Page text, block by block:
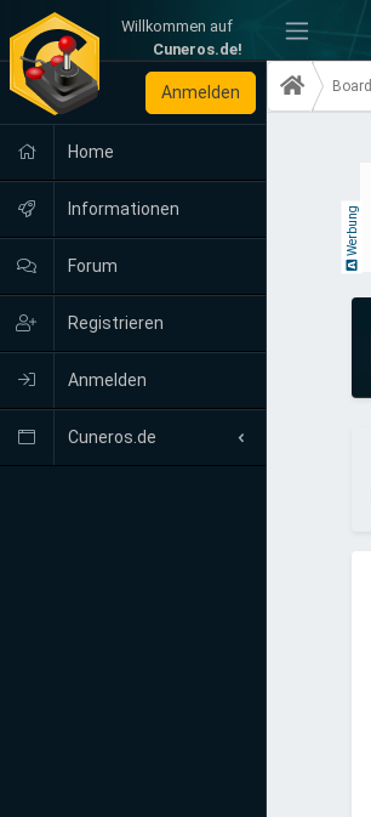
Willkommen auf
Cuneros.de!
-
Anmelden
Home
Informationen
Forum
Registrieren
Anmelden
Cuneros.de
Board
Werbung